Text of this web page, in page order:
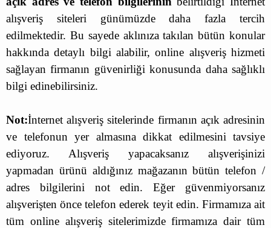
alışveriş siteleri günümüzde daha fazla tercih
edilmektedir. Bu sayede aklınıza takılan bütün konular
hakkında detaylı bilgi alabilir, online alışveriş hizmeti
sağlayan firmanın güvenirliği konusunda daha sağlıklı
bilgi edinebilirsiniz.
Not:İnternet alışveriş sitelerinde firmanın açık adresinin
ve telefonun yer almasına dikkat edilmesini tavsiye
ediyoruz. Alışveriş yapacaksanız alışverişinizi
yapmadan ürünü aldığınız mağazanın bütün telefon /
adres bilgilerini not edin. Eğer güvenmiyorsanız
alışverişten önce telefon ederek teyit edin. Firmamıza ait
tüm online alışveriş sitelerimizde firmamıza dair tüm